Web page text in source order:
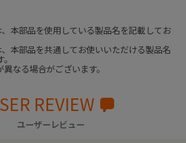
本部品を使用している製品名を記載してお
本部品を共通してお使いいただける製品名
なる場合がございます。
REVIEW
ユーザーレビュー